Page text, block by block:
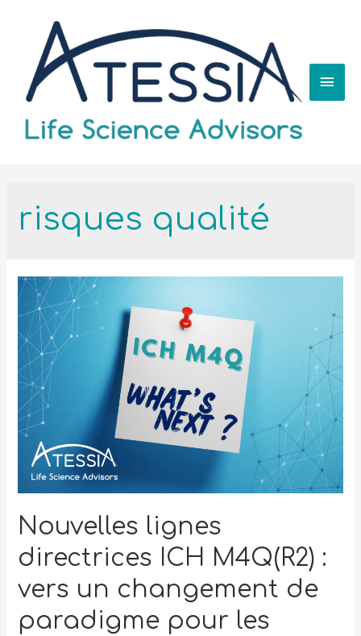
risques qualité
Nouvelles lignes
directrices ICH M4Q(R2) :
vers un changement de
paradigme pour les